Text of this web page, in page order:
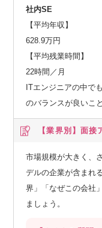
2024年2月末現在、
数を誇るイオングル
この揺るぎない基盤
です。
ーーー膨大なデータ
年間14億件超の購買
お客様一人ひとりに
し、未来の顧客体験
ーーー世界基準の自
英国Ocado社と連携
社内SE
【平均年収】
628.9万円
【平均残業時間】
22時間／月
ITエンジニアの中で
のバランスが良いこ
【業界別】 面接
市場規模が大きく、
デルの企業が含まれ
界」「なぜこの会社
ましょう。